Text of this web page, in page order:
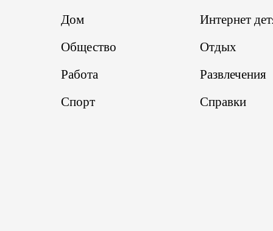
Дом
Интернет
Общество
Отдых
Работа
Развлечения
Спорт
Справки